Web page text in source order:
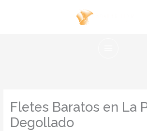
Fletes Baratos en La
Degollado